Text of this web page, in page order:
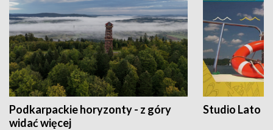
Podkarpackie horyzonty - z góry
widać więcej
Studio Lato